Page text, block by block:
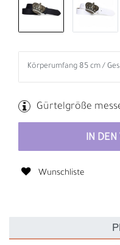
Gürtelgröße
IN DEN
Wunschliste